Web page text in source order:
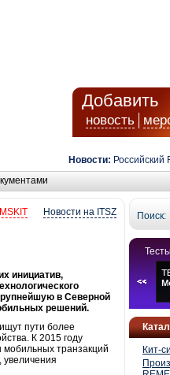
Добавить
новость
Новости: Российский
Поиск:
Кит-
Новости на ITSZ
инициатив,
в Северной
решений.
пути более
К 2015 году
транзакций